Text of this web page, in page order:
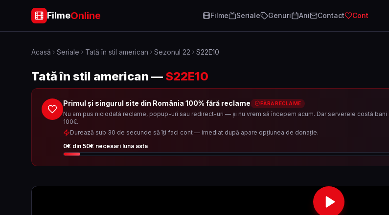
FilmeOnline Filme Seriale Genuri Ani Contact Cont
Acasă Seriale Tată în stil american Sezonul 22 S22E10
Tată în stil american — S22E10
Primul și singurul site din România 100% fără reclame FĂRĂ RECLAME
Nu am pus niciodată reclame, popup-uri sau redirect-uri — și nu vrem să începem acum. Dar serverele costă
100€.
Durează sub 30 de secunde să îți faci cont — imediat după apare opțiunea de donație.
0€ din 50€ necesari luna asta